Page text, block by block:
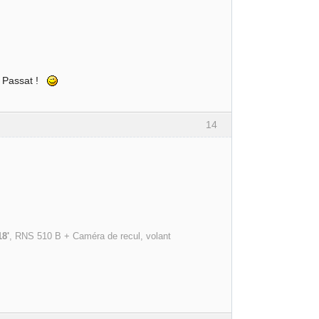
Passat !
14
, RNS 510 B + Caméra de recul, volant